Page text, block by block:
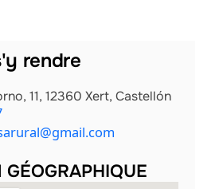
rendre
11, 12360 Xert, Castellón
GÉOGRAPHIQUE